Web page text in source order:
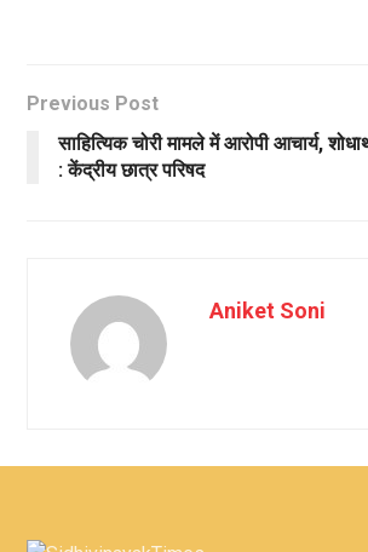
Previous Post
साहित्यिक चोरी मामले में आरोपी आचार्य,
: केंद्रीय छात्र परिषद
Aniket Soni